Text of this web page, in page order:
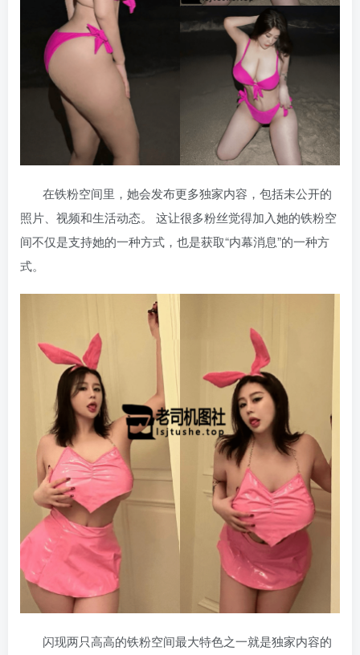
在铁粉空间里，她会发布更多独家内容，包括未公开的
照片、视频和生活动态。 这让很多粉丝觉得加入她的铁粉空
间不仅是支持她的一种方式，也是获取“内幕消息”的一种方
式。
闪现两只高高的铁粉空间最大特色之一就是独家内容的